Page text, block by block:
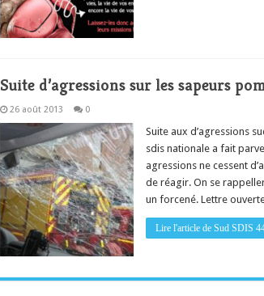
Suite d’agressions sur les sapeurs
26 août 2013 0
Suite aux d’agressions
sdis nationale a fait
agressions ne cessent
de réagir. On se
un forcené. Lettre
Lire l'article de Sud SDIS